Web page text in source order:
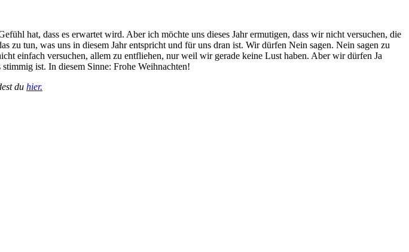
hat, dass es erwartet wird. Aber ich möchte uns dieses Jahr ermutigen, dass wir nicht versuchen, die
zu tun, was uns in diesem Jahr entspricht und für uns dran ist. Wir dürfen Nein sagen. Nein sagen zu
einfach versuchen, allem zu entfliehen, nur weil wir gerade keine Lust haben. Aber wir dürfen Ja
ist. In diesem Sinne: Frohe Weihnachten!
du hier.